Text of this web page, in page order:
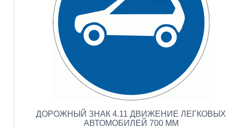
ДОРОЖНЫЙ ЗНАК 4.11 ДВИЖЕНИЕ ЛЕГКОВЫХ
АВТОМОБИЛЕЙ 700 ММ